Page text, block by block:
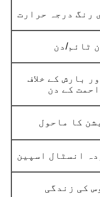
رنگ درجہ حرارت
ٹائم/دن
بارش کے خلاف
کے دن
کا ماحول
انسٹال اسپین
کی زندگی